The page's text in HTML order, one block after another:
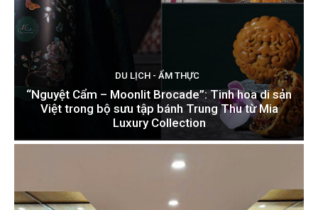
DU LỊCH - ẨM THỰC
“Nguyệt Cẩm – Moonlit Brocade”: Tinh hoa di sản
Việt trong bộ sưu tập bánh Trung Thu từ Mia
Luxury Collection